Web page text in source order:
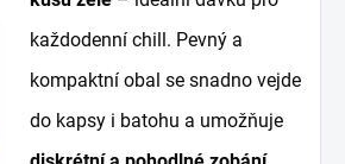
každodenní chill. Pevný a
kompaktní obal se snadno vejde
do kapsy i batohu a umožňuje